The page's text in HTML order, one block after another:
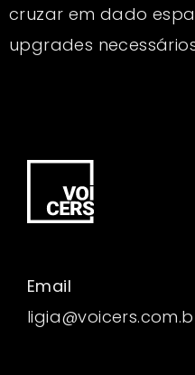
cruzar em dado
upgrades
Email